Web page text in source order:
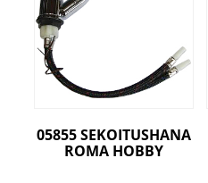
05855 SEKOITUSHANA
ROMA HOBBY